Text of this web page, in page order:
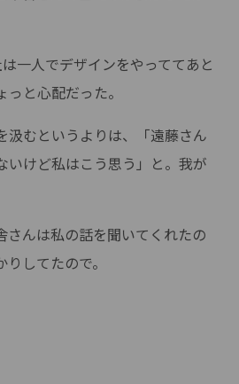
一人でデザインをやっててあと
と心配だった。
汲むというよりは、「遠藤さん
いけど私はこう思う」と。我が
さんは私の話を聞いてくれたの
してたので。